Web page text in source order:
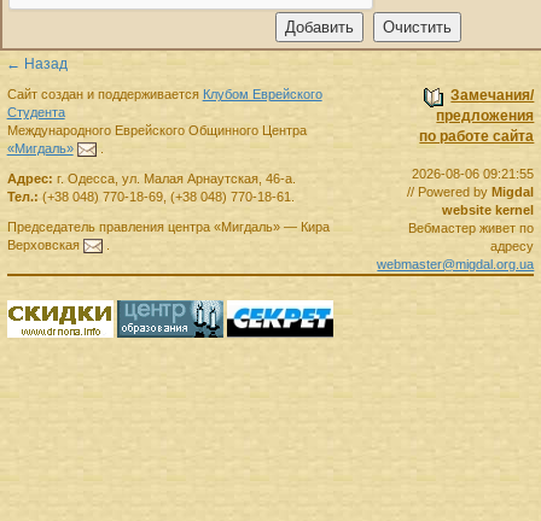
← Назад
Замечания/
предложения
по работе сайта
2026-08-06 09:21:55
// Powered by Migdal
website kernel
Вебмастер живет по
адресу
webmaster@migdal.org.ua
Сайт создан и поддерживается Клубом Еврейского
Студента
Международного Еврейского Общинного Центра
«Мигдаль»
Адрес: г. Одесса, ул. Малая Арнаутская, 46-а.
Тел.: (+38 048) 770-18-69, (+38 048) 770-18-61
Председатель правленияцентра «Мигдаль»— Кира
Верховская